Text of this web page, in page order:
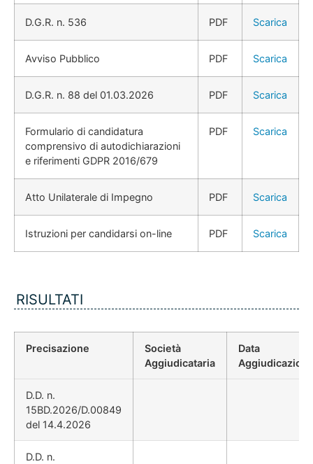
D.G.R. n. 536 PDF Scarica
Avviso Pubblico PDF Scarica
D.G.R. n. 88 del 01.03.2026 PDF Scarica
Formulario di candidatura
comprensivo di autodichiarazioni
e riferimenti GDPR 2016/679
PDF Scarica
Atto Unilaterale di Impegno PDF Scarica
Istruzioni per candidarsi on-line PDF Scarica
RISULTATI
Precisazione
Società
Aggiudicataria
Data
D.D. n.
15BD.2026/D.00849
del 14.4.2026
D.D. n.